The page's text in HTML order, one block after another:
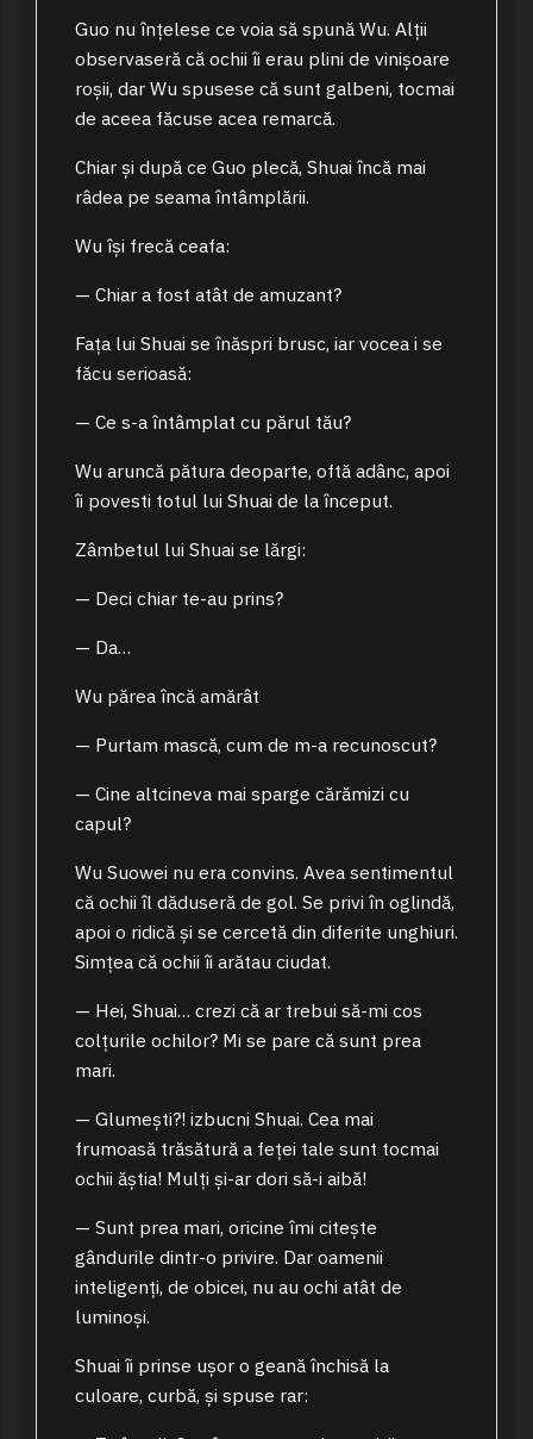
Guo nu înțelese ce voia să spună Wu. Alții
observaseră că ochii îi erau plini de vinișoare
roșii, dar Wu spusese că sunt galbeni, tocmai
de aceea făcuse acea remarcă.
Chiar și după ce Guo plecă, Shuai încă mai
râdea pe seama întâmplării.
Wu își frecă ceafa:
— Chiar a fost atât de amuzant?
Fața lui Shuai se înăspri brusc, iar vocea i se
făcu serioasă:
— Ce s-a întâmplat cu părul tău?
Wu aruncă pătura deoparte, oftă adânc, apoi
îi povesti totul lui Shuai de la început.
Zâmbetul lui Shuai se lărgi:
— Deci chiar te-au prins?
— Da…
Wu părea încă amărât
— Purtam mască, cum de m-a recunoscut?
— Cine altcineva mai sparge cărămizi cu
capul?
Wu Suowei nu era convins. Avea sentimentul
că ochii îl dăduseră de gol. Se privi în oglindă,
apoi o ridică și se cercetă din diferite unghiuri.
Simțea că ochii îi arătau ciudat.
— Hei, Shuai… crezi că ar trebui să-mi cos
colțurile ochilor? Mi se pare că sunt prea
mari.
— Glumești?! izbucni Shuai. Cea mai
frumoasă trăsătură a feței tale sunt tocmai
ochii ăștia! Mulți și-ar dori să-i aibă!
— Sunt prea mari, oricine îmi citește
gândurile dintr-o privire. Dar oamenii
inteligenți, de obicei, nu au ochi atât de
luminoși.
Shuai îi prinse ușor o geană închisă la
culoare, curbă, și spuse rar: